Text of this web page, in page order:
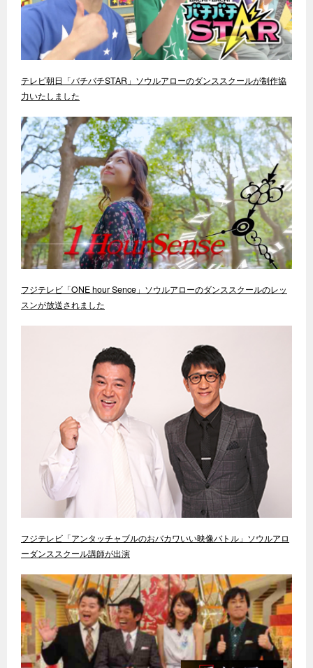
テレビ朝日「バチバチSTAR」ソウルアローのダンススクールが制作協
力いたしました
フジテレビ「ONE hour Sence」ソウルアローのダンススクールのレッ
スンが放送されました
フジテレビ「アンタッチャブルのおバカワいい映像バトル」ソウルアロ
ーダンススクール講師が出演